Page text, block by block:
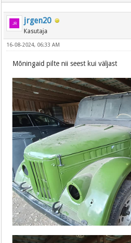
jrgen20
Kasutaja
16-08-2024, 06:33 AM
Mõningaid pilte nii seest kui väljast